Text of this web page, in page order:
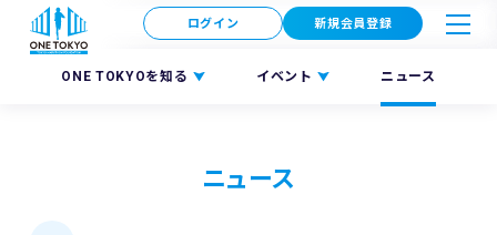
ONE TOKYOを知る イベント ニュース
ログイン 新規会員登録
ニュース